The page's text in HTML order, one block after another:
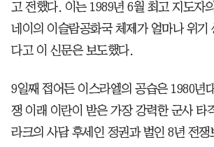
고 전했다. 이는 1989년 6월 최고 지도자
네이의 이슬람공화국 체제가 얼마나 위기
다고 이 신문은 보도했다.
9일째 접어든 이스라엘의 공습은 1980년
쟁 이래 이란이 받은 가장 강력한 군사 타
라크의 사담 후세인 정권과 벌인 8년 전쟁